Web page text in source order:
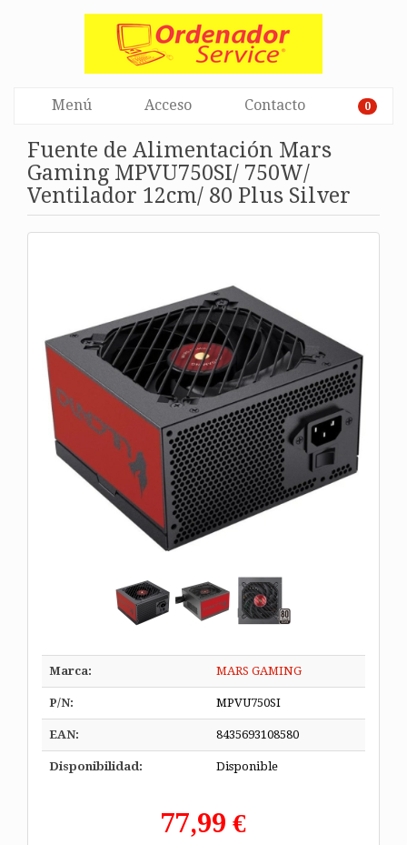
Menú Acceso Contacto 0
Fuente de Alimentación Mars
Gaming MPVU750SI/ 750W/
Ventilador 12cm/ 80 Plus Silver
Marca: MARS GAMING
P/N: MPVU750SI
EAN: 8435693108580
Disponibilidad: Disponible
77,99 €